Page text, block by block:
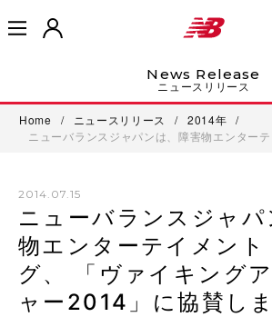
News Release
ニュースリリース
Home / ニュースリリース / 2014年
/
ニューバランスジャパンは、障害物エンター
2014.07.15
ニューバランスジャパ
物エンターテイメント
グ、 「ヴァイキング
ャー2014」に協賛し